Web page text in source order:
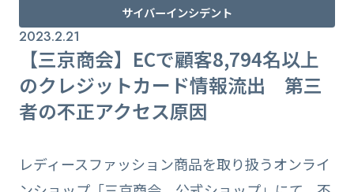
サイバーインシデント
2023.2.21
【三京商会】ECで顧客8,794名以上
のクレジットカード情報流出 第三
者の不正アクセス原因
レディースファッション商品を取り扱うオンライ